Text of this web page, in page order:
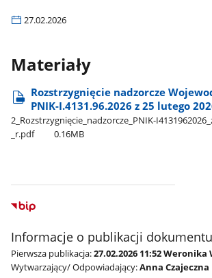
27.02.2026
Materiały
Rozstrzygnięcie nadzorcze
PNIK-I.4131.96.2026 z 25 lutego
2​_Rozstrzygnięcie​_nadzorcze​_PNIK-
_r.pdf
0.16MB
Informacje o publikacji dokumentu
Pierwsza publikacja:27.02.2026 11:52 Weronika
Wytwarzający/ Odpowiadający:Anna Czajeczna